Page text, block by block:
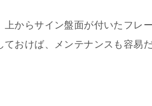
上からサイン盤面が付いたフレ
ておけば、メンテナンスも容易